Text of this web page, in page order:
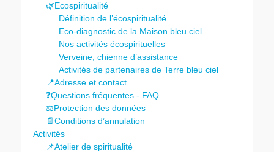
🌿Ecospiritualité
Définition de l’écospiritualité
Eco-diagnostic de la Maison bleu ciel
Nos activités écospirituelles
Verveine, chienne d’assistance
Activités de partenaires de Terre bleu ciel
📍Adresse et contact
❓Questions fréquentes - FAQ
⚖️Protection des données
📄Conditions d’annulation
Activités
📌Atelier de spiritualité